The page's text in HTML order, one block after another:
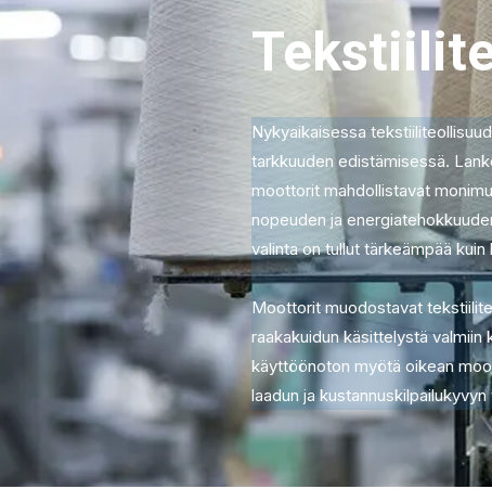
Nykyaikaisessa
tarkkuuden edistämisessä.
moottorit mahdollistavat
nopeuden ja
valinta on tullut tärkeämpää
Moottorit muodostavat
raakakuidun käsittelystä
käyttöönoton myötä oikean
laadun ja